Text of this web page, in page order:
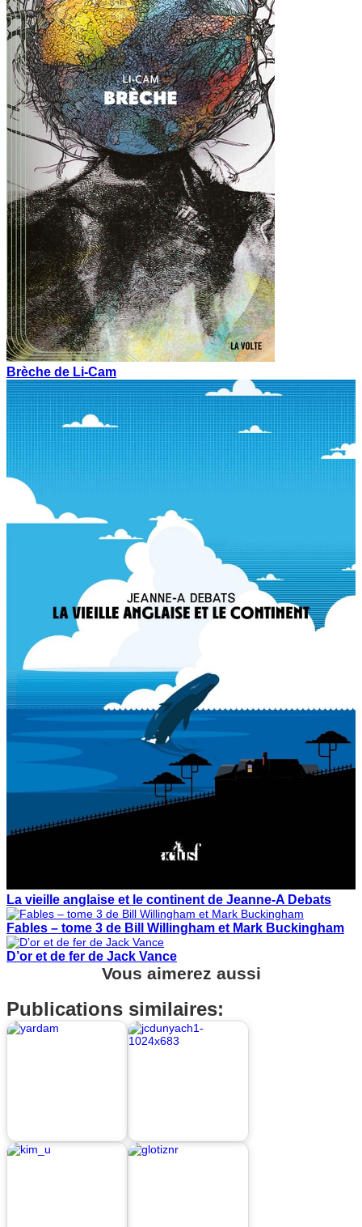
Brèche de Li-Cam
La vieille anglaise et le continent de Jeanne-A Debats
Fables – tome 3 de Bill Willingham et Mark Buckingham
D’or et de fer de Jack Vance
Vous aimerez aussi
Publications similaires: